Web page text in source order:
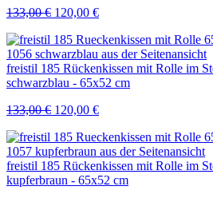
133,00€ Ursprünglicher
war:
133,00 €
120,00 €Aktueller
ist:
120,00 €.
freistil 185 Rückenkissen mit Rolle im
schwarzblau - 65x52 cm
133,00€ Ursprünglicher
war:
133,00 €
120,00 €Aktueller
ist:
120,00 €.
freistil 185 Rückenkissen mit Rolle im
kupferbraun - 65x52 cm